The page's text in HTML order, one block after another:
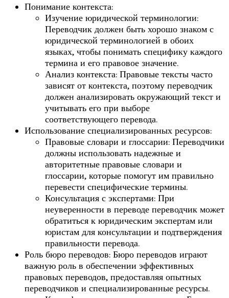
Понимание контекста:
Изучение юридической терминологии:
Переводчик должен быть хорошо знаком с
юридической терминологией в обоих
языках, чтобы понимать специфику каждого
термина и его правовое значение.
Анализ контекста: Правовые тексты часто
зависят от контекста, поэтому переводчик
должен анализировать окружающий текст и
учитывать его при выборе
соответствующего перевода.
Использование специализированных ресурсов:
Правовые словари и глоссарии: Переводчики
должны использовать надежные и
авторитетные правовые словари и
глоссарии, которые помогут им правильно
перевести специфические термины.
Консультация с экспертами: При
неуверенности в переводе переводчик может
обратиться к юридическим экспертам или
юристам для консультации и подтверждения
правильности перевода.
Роль бюро переводов: Бюро переводов играют
важную роль в обеспечении эффективных
правовых переводов, предоставляя опытных
переводчиков и специализированные ресурсы.